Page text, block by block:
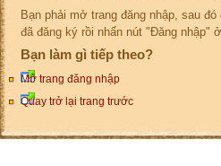
Bạn phải mở trang đăng nhập, sau
đã đăng ký rồi nhấn nút "Đăng nhập"
Bạn làm gì tiếp theo?
Mở trang đăng nhập
Quay trở lại trang trước